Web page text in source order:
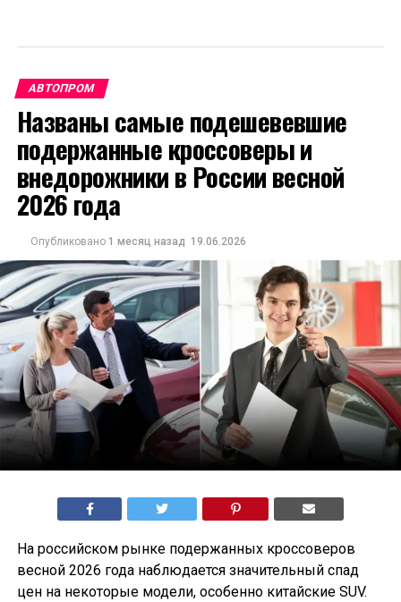
АВТОПРОМ
Названы самые подешевевшие
подержанные кроссоверы и
внедорожники в России весной
2026 года
Опубликовано 1 месяц назад 19.06.2026
На российском рынке подержанных кроссоверов
весной 2026 года наблюдается значительный спад
цен на некоторые модели, особенно китайские SUV.